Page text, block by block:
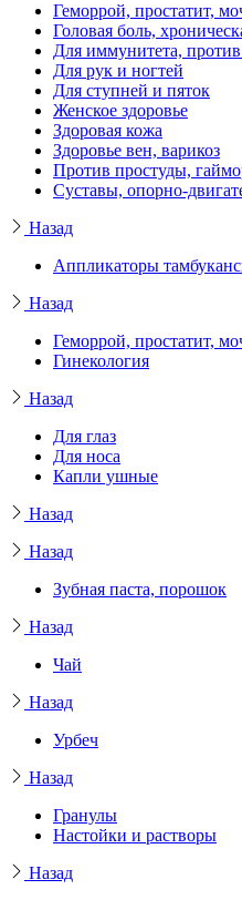
Геморрой, простатит,
Головая боль,
Для иммунитета,
Для рук и ногтей
Для ступней и пяток
Женское здоровье
Здоровая кожа
Здоровье вен, варикоз
Против простуды,
Суставы, опорно-
Назад
Аппликаторы
Назад
Геморрой, простатит,
Гинекология
Назад
Для глаз
Для носа
Капли ушные
Назад
Назад
Зубная паста, порошок
Назад
Чай
Назад
Урбеч
Назад
Гранулы
Настойки и растворы
Назад